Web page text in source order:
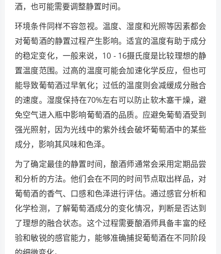
酒，也可能需要调整静置时间。
环境条件同样不容忽视。温度、湿度和光照等因素都会
对葡萄酒的静置过程产生影响。适宜的温度有助于成分
的稳定变化，一般来说，10 - 16摄氏度是比较理想的静
置温度范围。过高的温度可能会加速化学反应，但也可
能导致葡萄酒过早氧化；过低的温度则会减缓成分融合
的速度。湿度保持在70%左右可以防止软木塞干燥，避
免空气进入瓶中影响葡萄酒的品质。应避免葡萄酒受到
强光照射，因为光线中的紫外线会破坏葡萄酒中的某些
成分，影响其风味和色泽。
为了确定最佳的静置时间，酿酒师通常会采用定期品尝
和分析的方法。他们会在不同的时间节点取出样品，对
葡萄酒的香气、口感和色泽进行评估。通过感官分析和
化学检测，了解葡萄酒成分的变化情况，判断是否达到
了理想的融合状态。这个过程需要酿酒师具备丰富的经
验和敏锐的感官能力，能够准确捕捉葡萄酒在不同阶段